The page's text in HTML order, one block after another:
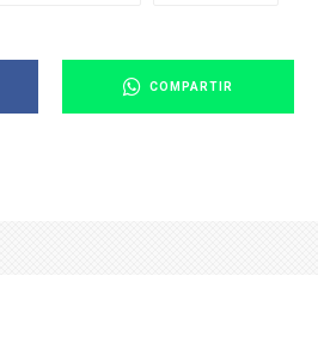
COMPARTIR